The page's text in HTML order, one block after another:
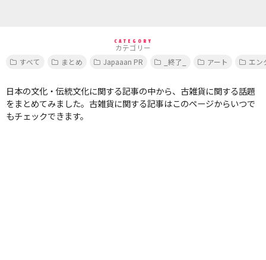
CATEGORY
カテゴリー
すべて
まとめ Japaaan PR _終了_ アート エン
日本の文化・伝統文化に関する記事の中から、古雑貨に関する話題
をまとめてみました。古雑貨に関する記事はこのページからいつで
もチェックできます。